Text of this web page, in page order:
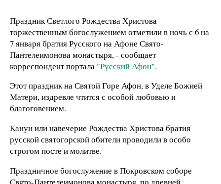
Праздник Светлого Рождества Христова
торжественным богослужением отметили в ночь с 6 на
7 января братия Русского на Афоне Свято-
Пантелеимонова монастыря, - сообщает
корреспондент портала "Русский Афон".
Этот праздник на Святой Горе Афон, в Уделе Божией
Матери, издревле чтится с особой любовью и
благоговением.
Канун или навечерие Рождества Христова братия
русской святогорской обители проводили в особо
строгом посте и молитве.
Праздничное богослужение в Покровском соборе